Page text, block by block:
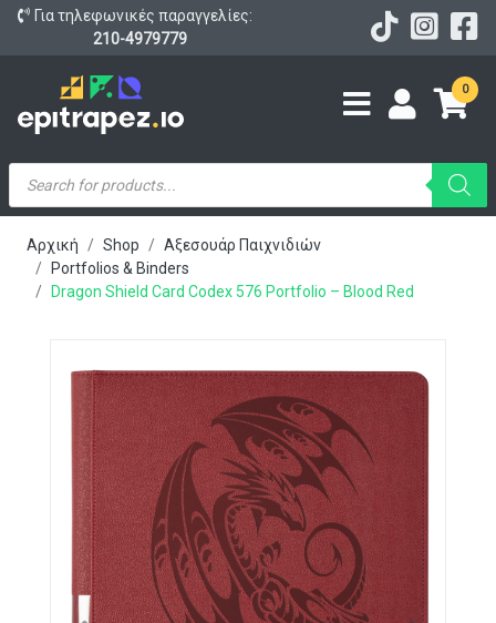
Για τηλεφωνικές παραγγελίες:
210-4979779
0
Products
search
Αρχική Shop
Αξεσουάρ Παιχνιδιών
Portfolios & Binders
Dragon Shield Card Codex 576 Portfolio – Blood Red